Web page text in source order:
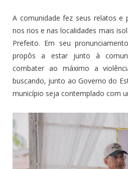
A comunidade fez seus relatos e
nos rios e nas localidades mais
Prefeito. Em seu
propôs a estar junto à
combater ao máximo a
buscando, junto ao Governo do
município seja contemplado com